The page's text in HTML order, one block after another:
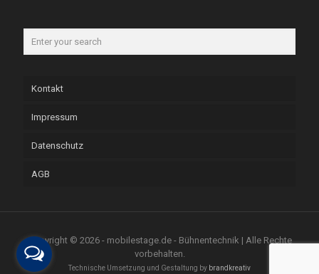
Kontakt
Impressum
Datenschutz
AGB
Copyright © 2026 - mobilestage.de - Bühnentechnik | Alle Rechte
vorbehalten.
Technische Umsetzung und Gestaltung by brandkreativ